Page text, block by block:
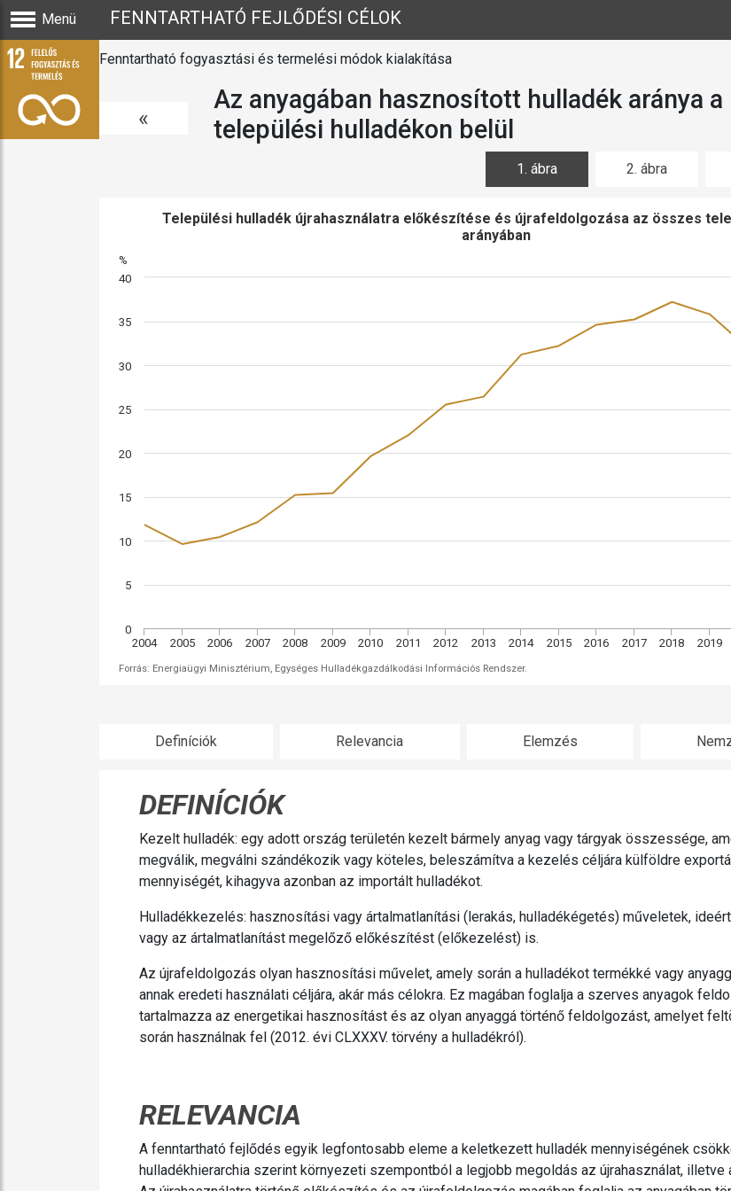
Menü FENNTARTHATÓ FEJLŐDÉSI CÉLOK
Fenntartható fogyasztási és termelési módok kialakítása
«
Az anyagában hasznosított hulladék aránya a
települési hulladékon belül
1. ábra 2. ábra
%
Települési hulladék újrahasználatra előkészítése és újrafeldolgozása az összes
arányában
Forrás: Energiaügyi Minisztérium, Egységes Hulladékgazdálkodási Információs Rendszer.
2004 2005 2006 2007 2008 2009 2010 2011 2012 2013 2014 2015 2016 2017 2018 2019
0
5
10
15
20
25
30
35
40
Definíciók Relevancia Elemzés
DEFINÍCIÓK
Kezelt hulladék: egy adott ország területén kezelt bármely anyag vagy tárgyak összessége,
megválik, megválni szándékozik vagy köteles, beleszámítva a kezelés céljára külföldre
mennyiségét, kihagyva azonban az importált hulladékot.
Hulladékkezelés: hasznosítási vagy ártalmatlanítási (lerakás, hulladékégetés) műveletek,
vagy az ártalmatlanítást megelőző előkészítést (előkezelést) is.
Az újrafeldolgozás olyan hasznosítási művelet, amely során a hulladékot termékké vagy
annak eredeti használati céljára, akár más célokra. Ez magában foglalja a szerves anyagok
tartalmazza az energetikai hasznosítást és az olyan anyaggá történő feldolgozást, amelyet
során használnak fel (2012. évi CLXXXV. törvény a hulladékról).
RELEVANCIA
A fenntartható fejlődés egyik legfontosabb eleme a keletkezett hulladék mennyiségének
hulladékhierarchia szerint környezeti szempontból a legjobb megoldás az újrahasználat, illetve